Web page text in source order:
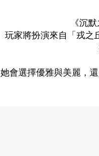
《沉
玩家將扮演來自「戎之
她會選擇優雅與美麗，